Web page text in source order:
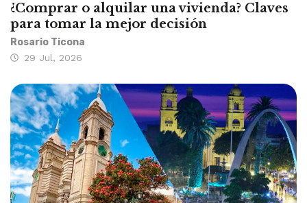
¿Comprar o alquilar una vivienda? Claves
para tomar la mejor decisión
Rosario Ticona
29 Jul, 2026